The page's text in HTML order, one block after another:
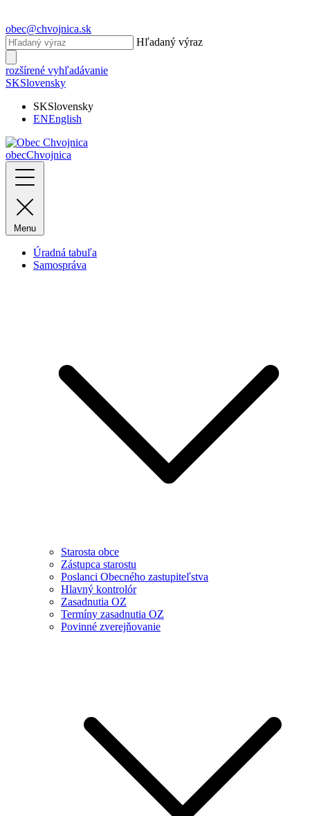
obec@chvojnica.sk
Hľadaný výraz
rozšírené vyhľadávanie
SKSlovensky
SKSlovensky
ENEnglish
obecChvojnica
Menu
Úradná tabuľa
Samospráva
Starosta obce
Zástupca starostu
Poslanci Obecného zastupiteľstva
Hlavný kontrolór
Zasadnutia OZ
Termíny zasadnutia OZ
Povinné zverejňovanie